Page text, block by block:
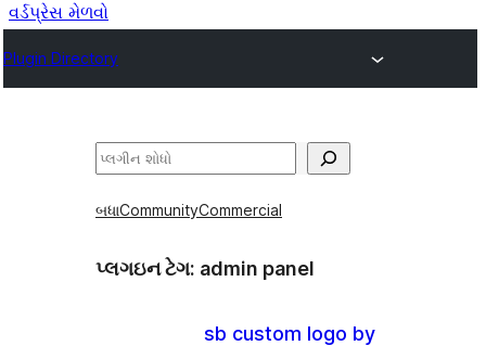
વર્ડપ્રેસ મેળવો
Plugin Directory
શોધો
બધાCommunityCommercial
પ્લગઇન ટેગ: admin panel
sb custom logo by